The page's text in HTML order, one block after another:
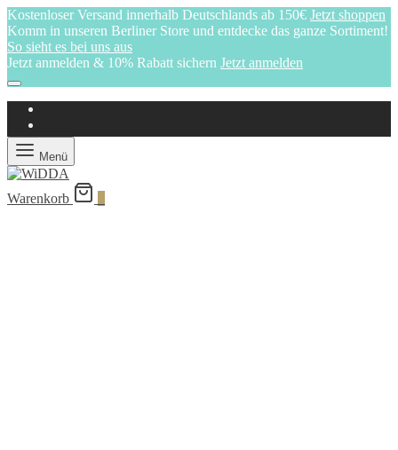
Kostenloser Versand innerhalb Deutschlands ab 150€ Jetzt shoppen
Komm in unseren Berliner Store und entdecke das ganze Sortiment!
So sieht es bei uns aus
Jetzt anmelden & 10% Rabatt sichern Jetzt anmelden
Menü
Warenkorb